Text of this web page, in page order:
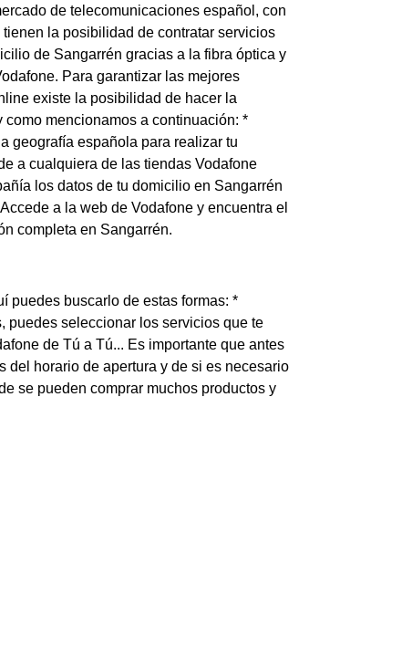
de telecomunicaciones español, con
la posibilidad de contratar servicios
de Sangarrén gracias a la fibra óptica y
Para garantizar las mejores
existe la posibilidad de hacer la
mencionamos a continuación: *
geografía española para realizar tu
a cualquiera de las tiendas Vodafone
los datos de tu domicilio en Sangarrén
a la web de Vodafone y encuentra el
completa en Sangarrén.
puedes buscarlo de estas formas: *
puedes seleccionar los servicios que te
de Tú a Tú... Es importante que antes
del horario de apertura y de si es necesario
se pueden comprar muchos productos y